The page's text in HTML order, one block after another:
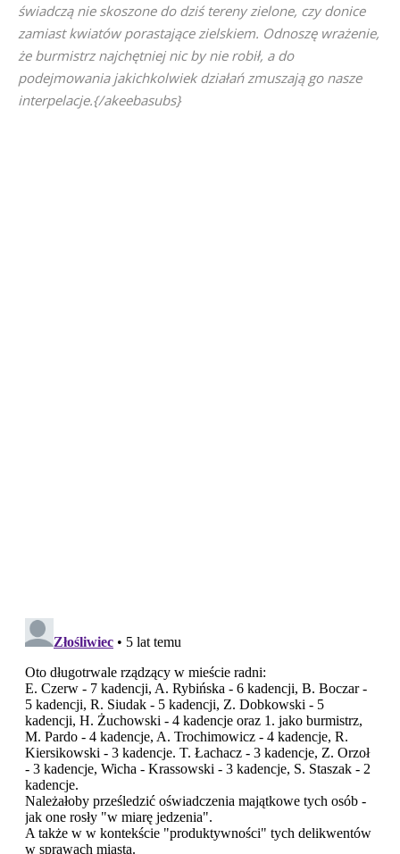
świadczą nie skoszone do dziś tereny zielone, czy donice
zamiast kwiatów porastające zielskiem. Odnoszę wrażenie,
że burmistrz najchętniej nic by nie robił, a do
podejmowania jakichkolwiek działań zmuszają go nasze
interpelacje.{/akeebasubs}